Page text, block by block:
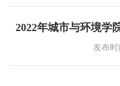
2022年城市与环境学
发布时